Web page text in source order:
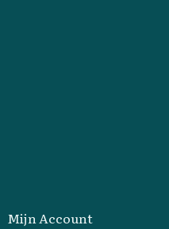
Mijn Account